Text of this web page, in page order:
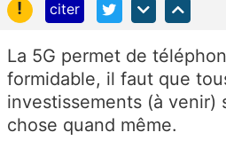
!
citer
La 5G permet de
formidable, il faut que
investissements (à venir)
chose quand même.